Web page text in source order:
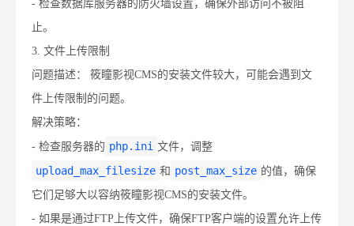
- 检查数据库服务器的防火墙设置，确保外部访问不被阻
止。
3. 文件上传限制
问题描述： 筱瞳影视CMS的安装文件较大，可能会遇到文
件上传限制的问题。
解决策略：
- 检查服务器的 php.ini 文件，调整
upload_max_filesize 和 post_max_size 的值，确保
它们足够大以容纳筱瞳影视CMS的安装文件。
- 如果是通过FTP上传文件，确保FTP客户端的设置允许上传